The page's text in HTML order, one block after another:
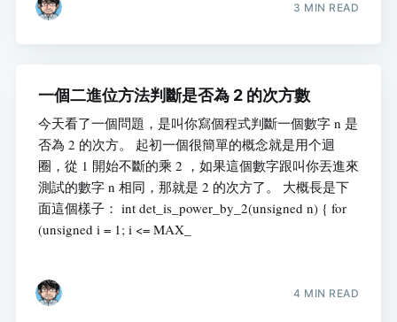
3 MIN READ
一個二進位方法判斷是否為 2 的次方數
今天看了一個問題，是叫你寫個程式判斷一個數字 n 是
否為 2 的次方。 起初一個很簡單的概念就是用个迴
圈，從 1 開始不斷的乘 2 ，如果這個數字跟叫你丟進來
測試的數字 n 相同，那就是 2 的次方了。 大概長是下
面這個樣子： int det_is_power_by_2(unsigned n) { for
(unsigned i = 1; i <= MAX_
4 MIN READ